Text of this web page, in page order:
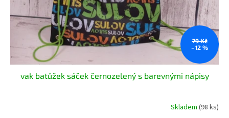
79 Kč
–12 %
vak batůžek sáček černozelený s barevnými nápisy
Skladem (98 ks)